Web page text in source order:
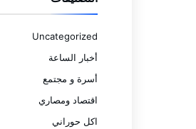
Uncategorized
أخبار الساعة
أسرة و مجتمع
اقتصاد ومصاري
اكل حوراني